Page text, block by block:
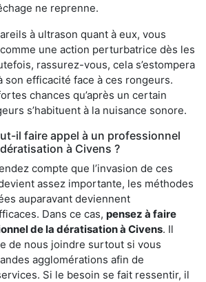
ne reprenne.
à ultrason quant à eux, vous
une action perturbatrice dès les
rassurez-vous, cela s’estompera
son efficacité face à ces rongeurs.
chances qu’après un certain
s’habituent à la nuisance sonore.
il faire appel à un professionnel
à Civens ?
compte que l’invasion de ces
assez importante, les méthodes
auparavant deviennent
Dans ce cas, pensez à faire
de la dératisation à Civens. Il
de nous joindre surtout si vous
agglomérations afin de
Si le besoin se fait ressentir, il